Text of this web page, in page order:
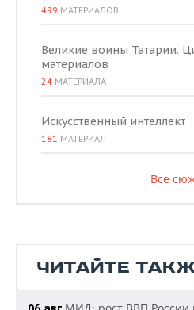
499 МАТЕРИАЛОВ
Великие воины Татарии.
материалов
24 МАТЕРИАЛА
Искусственный интеллект
181 МАТЕРИАЛ
Все
ЧИТАЙТЕ